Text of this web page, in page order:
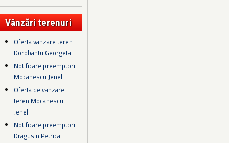
Vânzări terenuri
Oferta vanzare teren
Dorobantu Georgeta
Notificare preemptori
Mocanescu Jenel
Oferta de vanzare
teren Mocanescu
Jenel
Notificare preemptori
Dragusin Petrica